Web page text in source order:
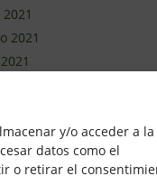
y/o acceder a la
datos como el
o retirar el
2021
2020
2020
2020